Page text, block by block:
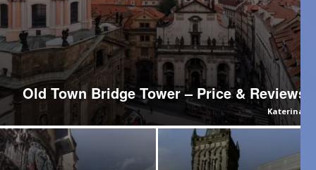
Old Town Bridge Tower – Price & Reviews
Katerina